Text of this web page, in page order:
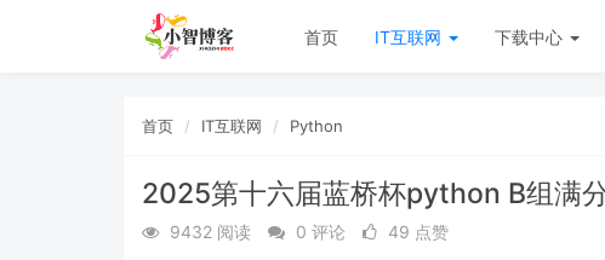
首页 IT互联网 下载中心
首页 IT互联网 Python
2025第十六届蓝桥杯python B组满
9432 阅读 0 评论 49 点赞